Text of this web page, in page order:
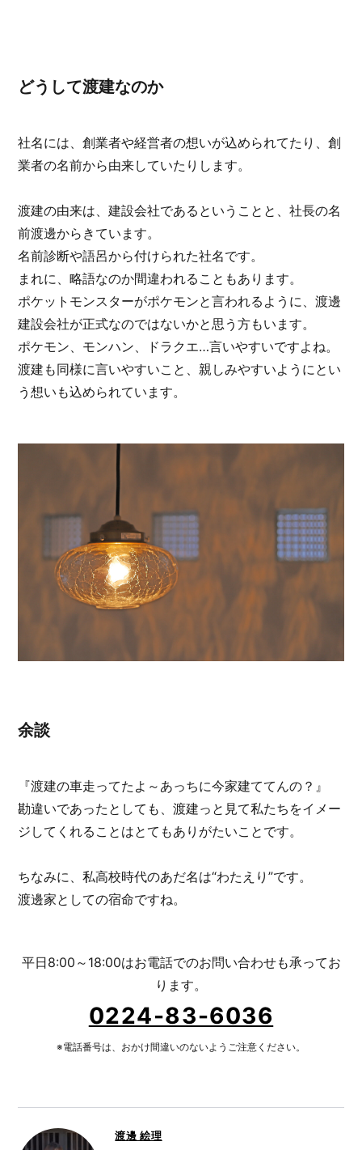
どうして渡建なのか
社名には、創業者や経営者の想いが込められてたり、創
業者の名前から由来していたりします。
渡建の由来は、建設会社であるということと、社長の名
前渡邊からきています。
名前診断や語呂から付けられた社名です。
まれに、略語なのか間違われることもあります。
ポケットモンスターがポケモンと言われるように、渡邊
建設会社が正式なのではないかと思う方もいます。
ポケモン、モンハン、ドラクエ…言いやすいですよね。
渡建も同様に言いやすいこと、親しみやすいようにとい
う想いも込められています。
余談
『渡建の車走ってたよ～あっちに今家建ててんの？』
勘違いであったとしても、渡建っと見て私たちをイメー
ジしてくれることはとてもありがたいことです。
ちなみに、私高校時代のあだ名は“わたえり”です。
渡邊家としての宿命ですね。
平日8:00～18:00はお電話でのお問い合わせも承ってお
ります。
0224-83-6036
※電話番号は、おかけ間違いのないようご注意ください。
渡邊 絵理